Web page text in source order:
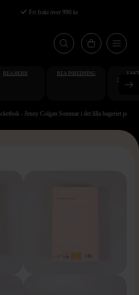
Fri frakt över 990 kr
REA HERR REA INREDNING
- Jenny Colgan Sommar i det lilla bageriet på